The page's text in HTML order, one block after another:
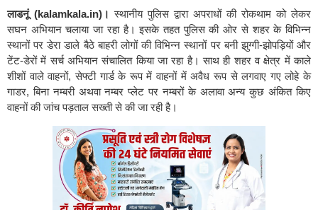
लाडनूं (kalamkala.in)। स्थानीय पुलिस द्वारा अपराधों की रोकथाम को लेकर
सघन अभियान चलाया जा रहा है। इसके तहत पुलिस की ओर से शहर के विभिन्न
स्थानों पर डेरा डाले बैठे बाहरी लोगों की विभिन्न स्थानों पर बनी झुग्गी-झोपड़ियों और
टेंट-डेरों में सर्च अभियान संचालित किया जा रहा है। साथ ही शहर व क्षेत्र में काले
शीशों वाले वाहनों, सेफ्टी गार्ड के रूप में वाहनों में अवैध रूप से लगवाए गए लोहे के
गाडर, बिना नम्बरी अथवा नम्बर प्लेट पर नम्बरों के अलावा अन्य कुछ अंकित किए
वाहनों की जांच पड़ताल सख्ती से की जा रही है।